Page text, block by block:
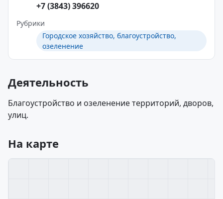
+7 (3843) 396620
Рубрики
Городское хозяйство, благоустройство,
озеленение
Деятельность
Благоустройство и озеленение территорий, дворов,
улиц.
На карте